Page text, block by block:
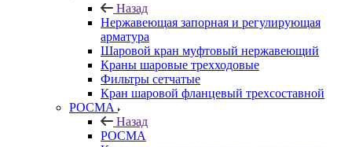
Назад
Нержавеющая запорная и регулирующая
арматура
Шаровой кран муфтовый нержавеющий
Краны шаровые трехходовые
Фильтры сетчатые
Кран шаровой фланцевый трехсоставной
РОСМА
Назад
РОСМА